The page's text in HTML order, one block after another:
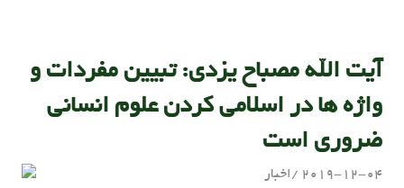
آیت الله مصباح یزدی: تبیین مفردات و
واژه ها در اسلامی کردن علوم انسانی
ضروری است
2019-12-04
admin
اخبار